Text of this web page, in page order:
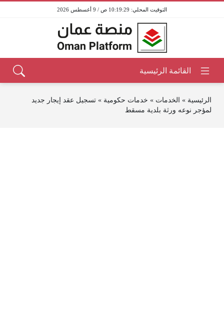
10:19:29 ص / 9 أغسطس 2026
الرئيسية » الخدمات » خدمات حكومية » تسجيل عقد إيجار جديد
لمؤجر نوعه ورثة بلدية مسقط